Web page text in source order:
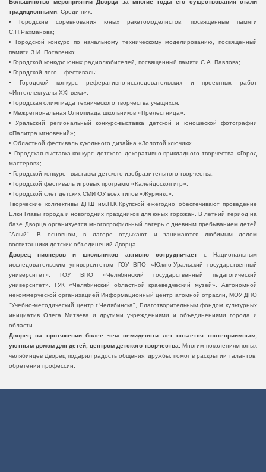
Большинство мероприятий Дворца за многие годы его существования стали
традиционными . Среди них:
• Городские соревнования юных ракетомоделистов, посвященные памяти
С.П.Рахманова;
• Городской конкурс по начальному техническому моделированию, посвященный
памяти З.И. Потапенко;
• Городской конкурс юных радиолюбителей, посвященный памяти С.А. Павлова;
• Городской лего – фестиваль;
• Городской конкурс реферативно-исследовательских и проектных работ
«Интеллектуалы ХХI века»;
• Городская олимпиада технического творчества учащихся;
• Межрегиональная Олимпиада школьников «Прелестница»;
• Уральский региональный конкурс-выставка детской и юношеской фотографии
«Палитра мгновений»;
• Областной фестиваль кукольного дизайна «Золотой ключик»;
• Городская выставка-конкурс детского декоративно-прикладного творчества «Город
мастеров»;
• Городской конкурс - выставка детского изобразительного творчества;
• Городской фестиваль игровых программ «Калейдоскоп игр»;
• Городской слет детских СМИ ОУ всех типов «Журмикс».
Творческие коллективы ДПШ им.Н.К.Крупской ежегодно обеспечивают проведение
Елки Главы города и новогодних праздников для юных горожан. В летний период на
базе Дворца организуется многопрофильный лагерь с дневным пребыванием детей
"Алый". В основном, в лагере отдыхают и занимаются любимым делом
воспитанники детских объединений Дворца.
Дворец пионеров и школьников активно сотрудничаетс Национальным
исследовательским университетом ГОУ ВПО «Южно-Уральский государственный
университет», ГОУ ВПО «Челябинский государственный педагогический
университет», ГУК «Челябинский областной краеведческий музей», Автономной
некоммерческой организацией Информационный центр атомной отрасли, МОУ ДПО
"Учебно-методический центр г.Челябинска", Благотворительным фондом культурных
инициатив Олега Митяева и другими учреждениями и объединениями города и
области.
Дворец на протяжении более чем семидесяти лет остается гостеприимным,
уютным домом для детей, центром детского творчества.
Многим поколениям юных
челябинцев Дворец подарил радость общения, дружбы, помог в раскрытии талантов,
обретении профессии.